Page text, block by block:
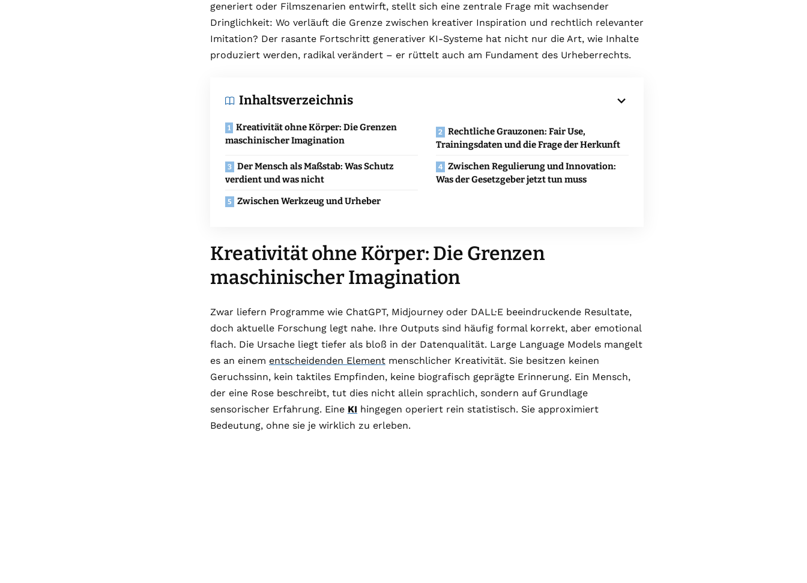
generiert oder Filmszenarien entwirft, stellt sich eine zentrale Frage mit wachsender
Dringlichkeit: Wo verläuft die Grenze zwischen kreativer Inspiration und rechtlich relevanter
Imitation? Der rasante Fortschritt generativer KI-Systeme hat nicht nur die Art, wie Inhalte
produziert werden, radikal verändert – er rüttelt auch am Fundament des Urheberrechts.
Inhaltsverzeichnis
Kreativität ohne Körper: Die Grenzen
maschinischer Imagination
Rechtliche Grauzonen: Fair Use,
Trainingsdaten und die Frage der Herkunft
Der Mensch als Maßstab: Was Schutz
verdient und was nicht
Zwischen Regulierung und Innovation:
Was der Gesetzgeber jetzt tun muss
Zwischen Werkzeug und Urheber
Kreativität ohne Körper: Die Grenzen
maschinischer Imagination
Zwar liefern Programme wie ChatGPT, Midjourney oder DALL·E beeindruckende Resultate,
doch aktuelle Forschung legt nahe. Ihre Outputs sind häufig formal korrekt, aber emotional
flach. Die Ursache liegt tiefer als bloß in der Datenqualität. Large Language Models mangelt
es an einem entscheidenden Element menschlicher Kreativität. Sie besitzen keinen
Geruchssinn, kein taktiles Empfinden, keine biografisch geprägte Erinnerung. Ein Mensch,
der eine Rose beschreibt, tut dies nicht allein sprachlich, sondern auf Grundlage
sensorischer Erfahrung. Eine KI hingegen operiert rein statistisch. Sie approximiert
Bedeutung, ohne sie je wirklich zu erleben.